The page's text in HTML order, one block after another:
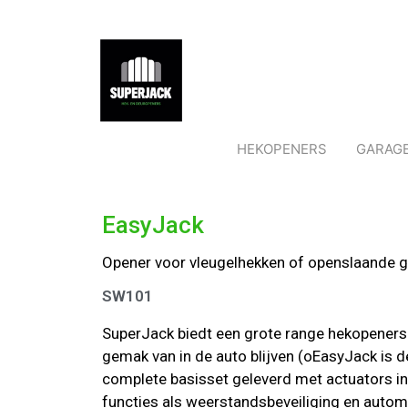
HEKOPENERS
EasyJack
Opener voor vleugelhekken of openslaande
SW101
SuperJack biedt een grote range
gemak van in de auto blijven (oEasyJack is
complete basisset geleverd met actuators
functies als weerstandsbeveiliging en